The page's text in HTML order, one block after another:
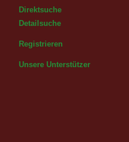
Direktsuche
Detailsuche
Registrieren
Unsere Unterstützer